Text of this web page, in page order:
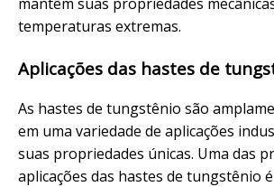
temperaturas extremas.
Aplicações das hastes de
As hastes de tungstênio são
em uma variedade de aplicações
suas propriedades únicas. Uma das
aplicações das hastes de tungstênio